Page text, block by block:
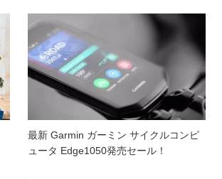
最新 Garmin ガーミン サイクルコンピ
ュータ Edge1050発売セール！